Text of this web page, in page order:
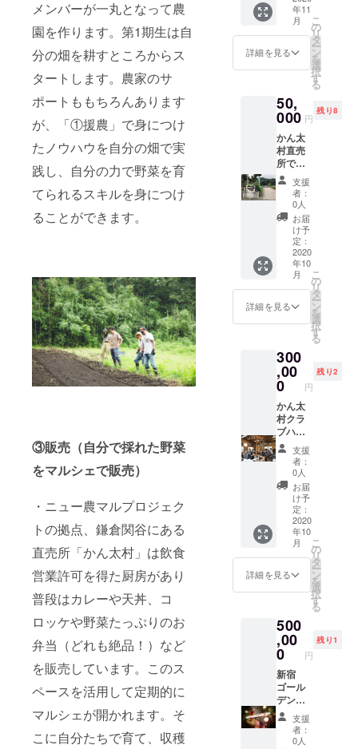
メンバーが一丸となって農
園を作ります。第1期生は自
分の畑を耕すところからス
タートします。農家のサ
ポートももちろんあります
が、「①援農」で身につけ
たノウハウを自分の畑で実
践し、自分の力で野菜を育
てられるスキルを身につけ
ることができます。
③販売（自分で採れた野菜
をマルシェで販売）
・ニュー農マルプロジェク
トの拠点、鎌倉関谷にある
直売所「かん太村」は飲食
営業許可を得た厨房があり
普段はカレーや天丼、コ
ロッケや野菜たっぷりのお
弁当（どれも絶品！）など
を販売しています。このス
ペースを活用して定期的に
マルシェが開かれます。そ
こに自分たちで育て、収穫
づくり
で月4回
×3ヶ
月、
バーと
一緒に
活動し
ます。
農作業
体験で
は、鎌
倉農家
さんの
畑を援
農とい
う形で
サポー
トし、
畑作り
では、
メン
菜を育
てるを
考える
ところ
から始
め開
墾、種
まき、
畑の整
備そし
て収穫
まで、
野菜を
育てる
一通り
の工程
を体験
いただ
は毎週
土曜日
or日曜
日
14:00-
18:00頃
を予
定）
（集合
はかん
です。
年11
月
詳細を見る
こ
の
リ
タ
ー
ン
を
選
択
す
る
50,
000 円
残り8
かん太
村直売
所での
週末出
店2日
利用券
■実施可
能期
間：9
月ｰ12月
の間で
の2日を
想定 ■
サイト
規格：
3×3
支援
者：
0人
お届
け予
定：
2020
年10
月
詳細を見る
こ
の
リ
タ
ー
ン
を
選
択
す
る
300
,00
0 円
残り2
かん太
村クラ
ブハウ
スへの
企業ロ
ゴ掲載
企業ロ
ゴ掲載
（正
面） ■
掲載期
間：9
月ｰ3月
（6ヶ
月）
支援
者：
0人
お届
け予
定：
2020
年10
月
詳細を見る
こ
の
リ
タ
ー
ン
を
選
択
す
る
500
,00
0 円
残り1
新宿
ゴール
デン街
Evi創設
者田村
慎平と
支援
者：
0人